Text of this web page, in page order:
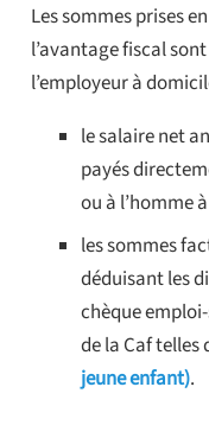
Les sommes prises
l’avantage fiscal
l’employeur à
le salaire net
payés
ou à l’homme
les sommes
déduisant les
chèque
de la Caf telles
jeune enfant).